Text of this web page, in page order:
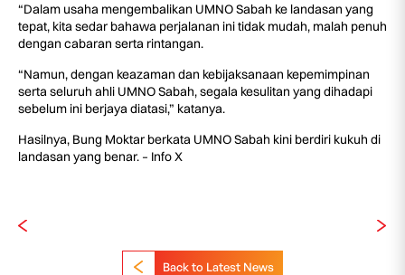
“Dalam usaha mengembalikan UMNO Sabah ke landasan yang
tepat, kita sedar bahawa perjalanan ini tidak mudah, malah penuh
dengan cabaran serta rintangan.
“Namun, dengan keazaman dan kebijaksanaan kepemimpinan
serta seluruh ahli UMNO Sabah, segala kesulitan yang dihadapi
sebelum ini berjaya diatasi,” katanya.
Hasilnya, Bung Moktar berkata UMNO Sabah kini berdiri kukuh di
landasan yang benar. – Info X
Back to Latest News